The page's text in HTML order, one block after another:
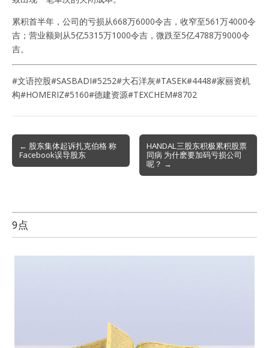
累积首半年，公司的亏损从668万6000令吉，收窄至561万4000令
吉；营业额则从5亿5315万1000令吉，微跌至5亿4788万9000令
吉。
#文语控股#SASBADI#5252#大石洋灰#TASEK#4448#家丽资机
构#HOMERIZ#5160#德建资源#TEXCHEM#8702
Post
navigation
← 股东集体起诉扎克伯格 称
Facebook误导股东
HANDAL三股东积极累积股票
同病 为什麽要加码亏损公司
呢？ →
9点